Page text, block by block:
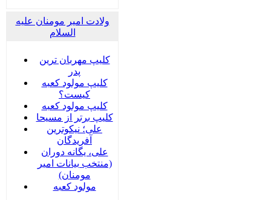
ولادت امیر مومنان علیه
السلام
کلیپ مهربان ترین
پدر
کلیپ مولود کعبه
کیست؟
کلیپ مولود کعبه
کلیپ برتر از مسیحا
علی؛ نیکوترین
آفریدگان
علی، یگانه دوران
(منتخب بیانات امیر
مومنان)
مولود کعبه